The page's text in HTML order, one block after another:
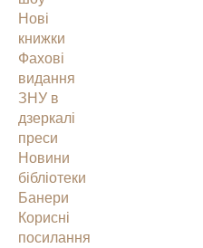
Нові
книжки
Фахові
видання
ЗНУ в
дзеркалі
преси
Новини
бібліотеки
Банери
Корисні
посилання